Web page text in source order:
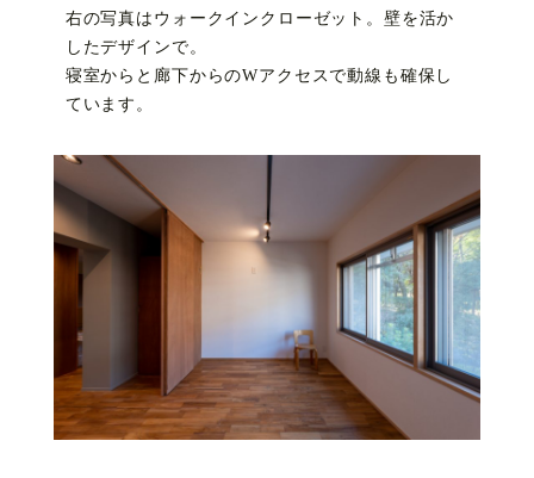
右の写真はウォークインクローゼット。壁を活か
したデザインで。
寝室からと廊下からのWアクセスで動線も確保し
ています。